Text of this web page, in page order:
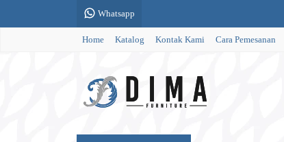
Whatsapp
Home Katalog Kontak Kami Cara Pemesanan